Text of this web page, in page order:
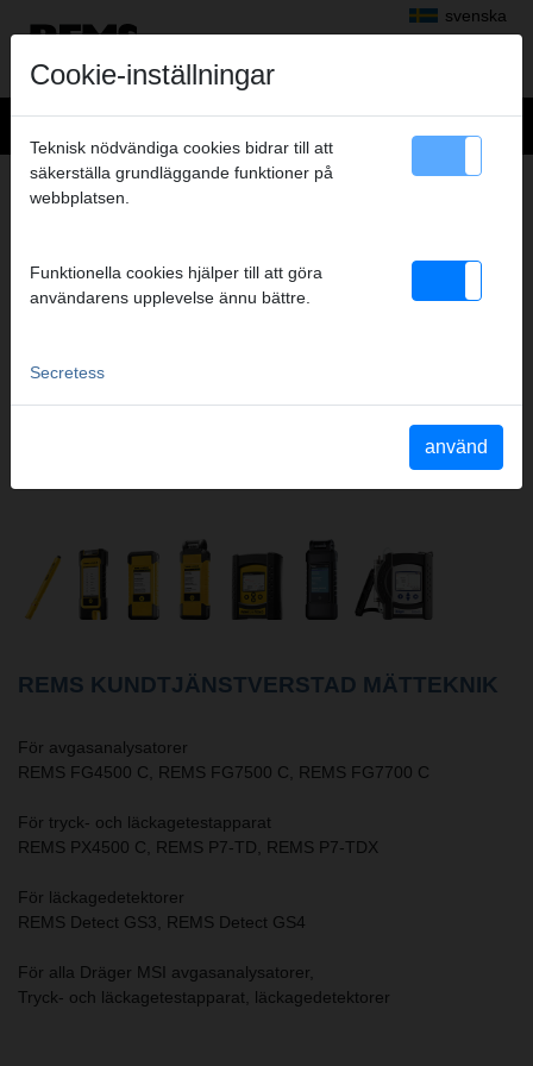
svenska
KUNDTJÄNSTVERKSTAD
REMS KUNDTÄNSTVERKSTAD
REMS KUNDTJÄNSTVERSTAD MÄTTEKNIK
För avgasanalysatorer
REMS FG4500 C, REMS FG7500 C, REMS FG7700 C
För tryck- och läckagetestapparat
REMS PX4500 C, REMS P7-TD, REMS P7-TDX
För läckagedetektorer
REMS Detect GS3, REMS Detect GS4
För alla Dräger MSI avgasanalysatorer,
Tryck- och läckagetestapparat, läckagedetektorer
Cookie-inställningar
Teknisk nödvändiga cookies bidrar till att
säkerställa grundläggande funktioner på
webbplatsen.
Funktionella cookies hjälper till att göra
användarens upplevelse ännu bättre.
Secretess
använd